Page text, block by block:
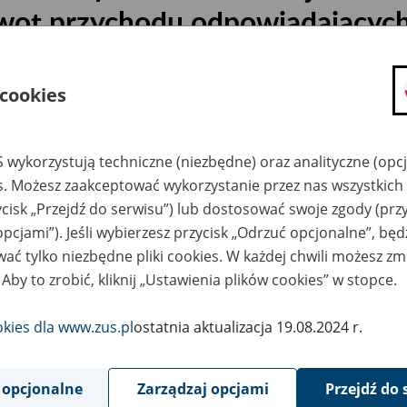
przychodu
miesięcznego
za I kwartał 2015 r.
zmniejszaniu albo
2015
podstawie art. 104 ust. 10 pkt 1 ustawy z dnia 17
z Funduszu Ubezpieczeń Społecznych (Dz. U. z
70% przeciętnego miesięcznego wynagrodzenia
2 838,50 zł;
wykorzystują techniczne (niezbędne) oraz analityczne
Możesz zaakceptować wykorzystanie przez nas
„Przejdź do serwisu”) lub dostosować swoje zgody
Jeśli wybierzesz przycisk „Odrzuć opcjonalne”,
tylko niezbędne pliki cookies. W każdej chwili możesz
to zrobić, kliknij „Ustawienia plików cookies” w stopce.
dla www.zus.plostatnia aktualizacja 19.08.2024 r.
Zarządzaj opcjami Przejdź do